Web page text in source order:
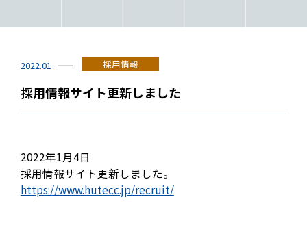
2022.01 採用情報
採用情報サイト更新しました
2022年1月4日
採用情報サイト更新しました。
https://www.hutecc.jp/recruit/